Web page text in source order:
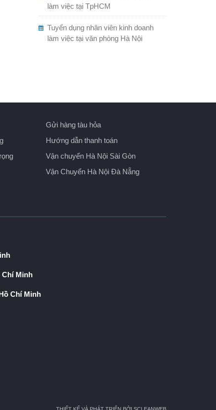
làm việc tại TpHCM
Tuyển dụng nhân viên kinh doanh
làm việc tại văn phòng Hà Nội
Gửi hàng tàu hỏa
Hướng dẫn thanh toán
Vận chuyển Hà Nội Sài Gòn
Vận Chuyển Hà Nội Đà Nẵng
Chí Minh
Chí Minh